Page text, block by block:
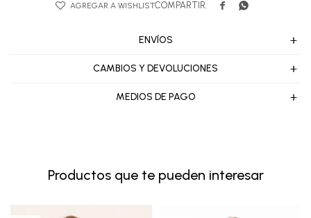
 
ENVÍOS
CAMBIOS Y DEVOLUCIONES
MEDIOS DE PAGO
Productos que te pueden interesar